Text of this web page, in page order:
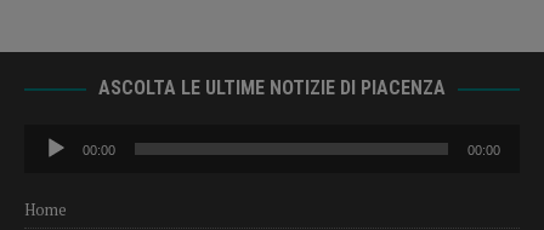
ASCOLTA LE ULTIME NOTIZIE DI PIACENZA
Audio
Player
00:00 00:00
Home